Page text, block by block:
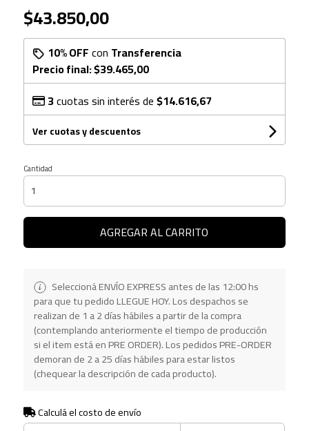
$43.850,00
10% OFFcon Transferencia
Precio final:$39.465,00
3cuotas sin interés de$14.616,67
Ver cuotas y descuentos
Cantidad
AGREGAR AL CARRITO
Seleccioná ENVÍO EXPRESS antes de las 12:00 hs
para que tu pedido LLEGUE HOY. Los despachos se
realizan de 1 a 2 días hábiles a partir de la compra
(contemplando anteriormente el tiempo de producción
si el item está en PRE ORDER). Los pedidos PRE-ORDER
demoran de 2 a 25 días hábiles para estar listos
(chequear la descripción de cada producto).
Calculá el costo de envío